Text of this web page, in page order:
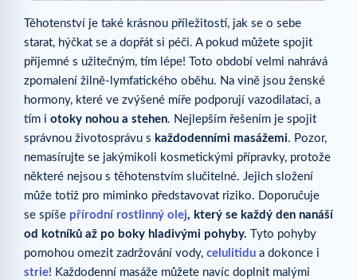
Těhotenství je také krásnou příležitostí, jak se o sebe
starat, hýčkat se a dopřát si péči. A pokud můžete spojit
příjemné s užitečným, tím lépe! Toto období velmi nahrává
zpomalení žilně-lymfatického oběhu. Na vině jsou ženské
hormony, které ve zvýšené míře podporují vazodilataci, a
tím i otoky nohou a stehen. Nejlepším řešením je spojit
správnou životosprávu s každodenními masážemi. Pozor,
nemasírujte se jakýmikoli kosmetickými přípravky, protože
některé nejsou s těhotenstvím slučitelné. Jejich složení
může totiž pro miminko představovat riziko. Doporučuje
se spíše přírodní rostlinný olej, který se každý den nanáší
od kotníků až po boky hladivými pohyby.
Tyto pohyby
pomohou omezit zadržování vody, celulitidu a dokonce i
strie! Každodenní masáže můžete navíc doplnit malými